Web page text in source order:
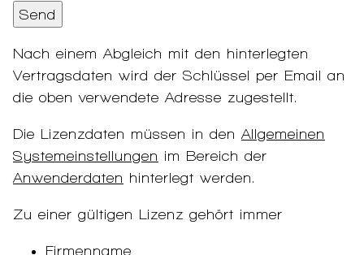
Nach einem Abgleich mit den hinterlegten
Vertragsdaten wird der Schlüssel per Email an
die oben verwendete Adresse zugestellt.
Die Lizenzdaten müssen in den Allgemeinen
Systemeinstellungen im Bereich der
Anwenderdaten hinterlegt werden.
Zu einer gültigen Lizenz gehört immer
Firmenname